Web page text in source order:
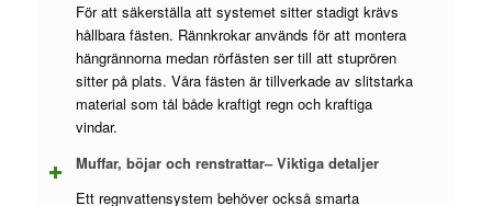
För att säkerställa att systemet sitter stadigt krävs
hållbara fästen. Rännkrokar används för att montera
hängrännorna medan rörfästen ser till att stuprören
sitter på plats. Våra fästen är tillverkade av slitstarka
material som tål både kraftigt regn och kraftiga
vindar.
Muffar, böjar och renstrattar– Viktiga detaljer
Ett regnvattensystem behöver också smarta